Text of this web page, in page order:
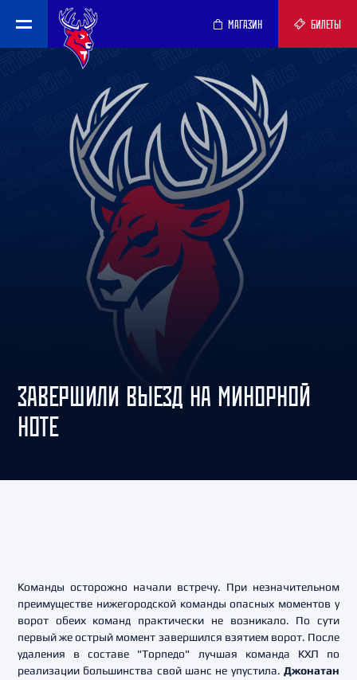
МАГАЗИН БИЛЕТЫ
ЗАВЕРШИЛИ ВЫЕЗД НА МИНОРНОЙ
НОТЕ
Команды осторожно начали встречу. При незначительном
преимуществе нижегородской команды опасных моментов у
ворот обеих команд практически не возникало. По сути
первый же острый момент завершился взятием ворот. После
удаления в составе "Торпедо" лучшая команда КХЛ по
реализации большинства свой шанс не упустила. Джонатан